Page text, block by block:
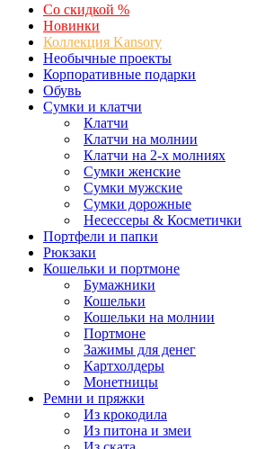
Со скидкой %
Новинки
Коллекция Kansory
Необычные проекты
Корпоративные подарки
Обувь
Сумки и клатчи
Клатчи
Клатчи на молнии
Клатчи на 2-х молниях
Сумки женские
Сумки мужские
Сумки дорожные
Несессеры & Косметички
Портфели и папки
Рюкзаки
Кошельки и портмоне
Бумажники
Кошельки
Кошельки на молнии
Портмоне
Зажимы для денег
Картхолдеры
Монетницы
Ремни и пряжки
Из крокодила
Из питона и змеи